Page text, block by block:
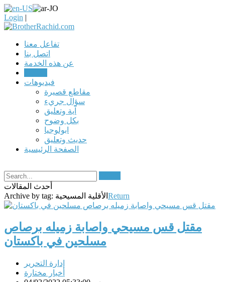
Login |
تفاعل معنا
اتصل بنا
عن هذه الخدمة
فيديوهات
مقاطع قصيرة
سؤال جريء
آية وتعليق
بكل وضوح
ابولوجيا
حديث وتعليق
الصفحة الرئيسية
أحدث المقالات
Archive by tag: الأقلية المسيحية Return
مقتل قس مسيحي واصابة زميله برصاص
مسلحين في باكستان
إدارة التحرير
أخبار مختارة